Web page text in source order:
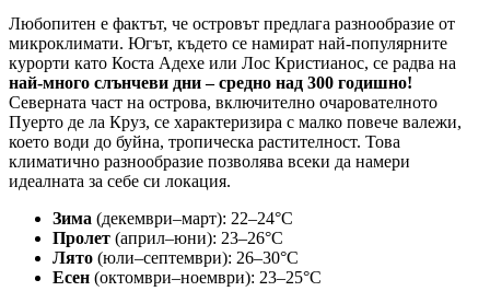
Любопитен е фактът, че островът предлага разнообразие от
микроклимати. Югът, където се намират най-популярните
курорти като Коста Адехе или Лос Кристианос, се радва на
най-много слънчеви дни – средно над 300 годишно!
Северната част на острова, включително очарователното
Пуерто де ла Круз, се характеризира с малко повече валежи,
което води до буйна, тропическа растителност. Това
климатично разнообразие позволява всеки да намери
идеалната за себе си локация.
Зима (декември–март): 22–24°C
Пролет (април–юни): 23–26°C
Лято (юли–септември): 26–30°C
Есен (октомври–ноември): 23–25°C